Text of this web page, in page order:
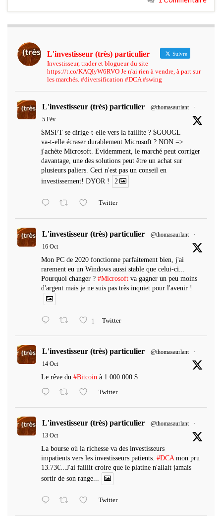
L'investisseur (très) particulier Suivre
Investisseur, trader et blogueur du site
https://t.co/KAQIyW6RVO Je n'ai rien à vendre, à part sur
les marchés. #diversification #DCA #swing
L'investisseur (très) particulier @thomasaurlant
·
5 Fév
$MSFT se dirige-t-elle vers la faillite ? $GOOGL
va-t-elle écraser durablement Microsoft ? NON =>
j'achète Microsoft. Evidemment, le marché peut corriger
davantage, une des solutions peut être un achat sur
plusieurs paliers. Ceci n'est pas un conseil en
investissement! DYOR !
2
Twitter
L'investisseur (très) particulier @thomasaurlant
·
16 Oct
Mon PC de 2020 fonctionne parfaitement bien, j'ai
rarement eu un Windows aussi stable que celui-ci...
Pourquoi changer ? #Microsoft va gagner un peu moins
d'argent mais je ne suis pas très inquiet pour l'avenir !
1 Twitter
L'investisseur (très) particulier @thomasaurlant
·
14 Oct
Le rêve du #Bitcoin à 1 000 000 $
Twitter
L'investisseur (très) particulier @thomasaurlant
·
13 Oct
La bourse où la richesse va des investisseurs
impatients vers les investisseurs patients. #DCAmon pru
13.73€...J'ai faillit croire que le platine n'allait jamais
sortir de son range...
Twitter